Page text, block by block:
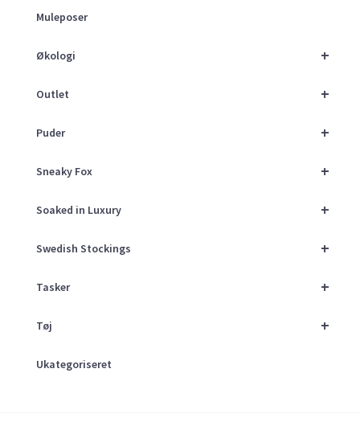
Muleposer
+
Økologi
+
Outlet
+
Puder
+
Sneaky Fox
+
Soaked in Luxury
+
Swedish Stockings
+
Tasker
+
Tøj
Ukategoriseret